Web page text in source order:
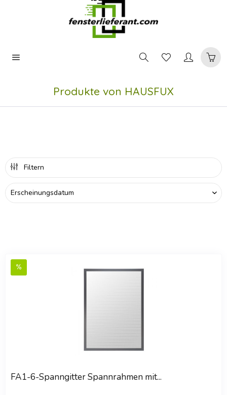
Produkte von HAUSFUX
Filtern
FA1-6-Spanngitter Spannrahmen mit...